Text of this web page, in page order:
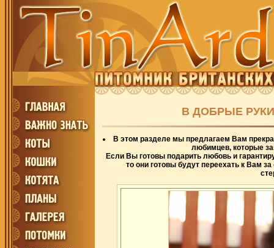
В ДОБРЫЕ
В этом разделе мы предлагаем Вам
любимцев, которые
Если Вы готовы подарить любовь и
то они готовы будут переехать к Вам